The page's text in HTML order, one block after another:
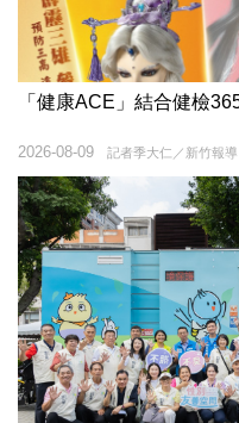
「健康ACE」結合健檢
記者季大仁／新竹報導
2026-08-09